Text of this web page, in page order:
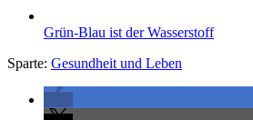
Grün-Blau ist der Wasserstoff
Sparte: Gesundheit und Leben